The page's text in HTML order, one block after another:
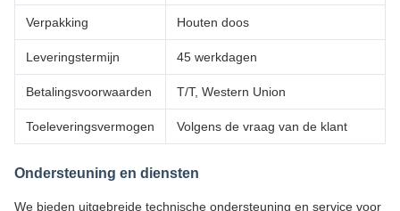
Verpakking Houten doos
Leveringstermijn 45 werkdagen
Betalingsvoorwaarden T/T, Western Union
Toeleveringsvermogen Volgens de vraag van de klant
Ondersteuning en diensten
We bieden uitgebreide technische ondersteuning en service voor